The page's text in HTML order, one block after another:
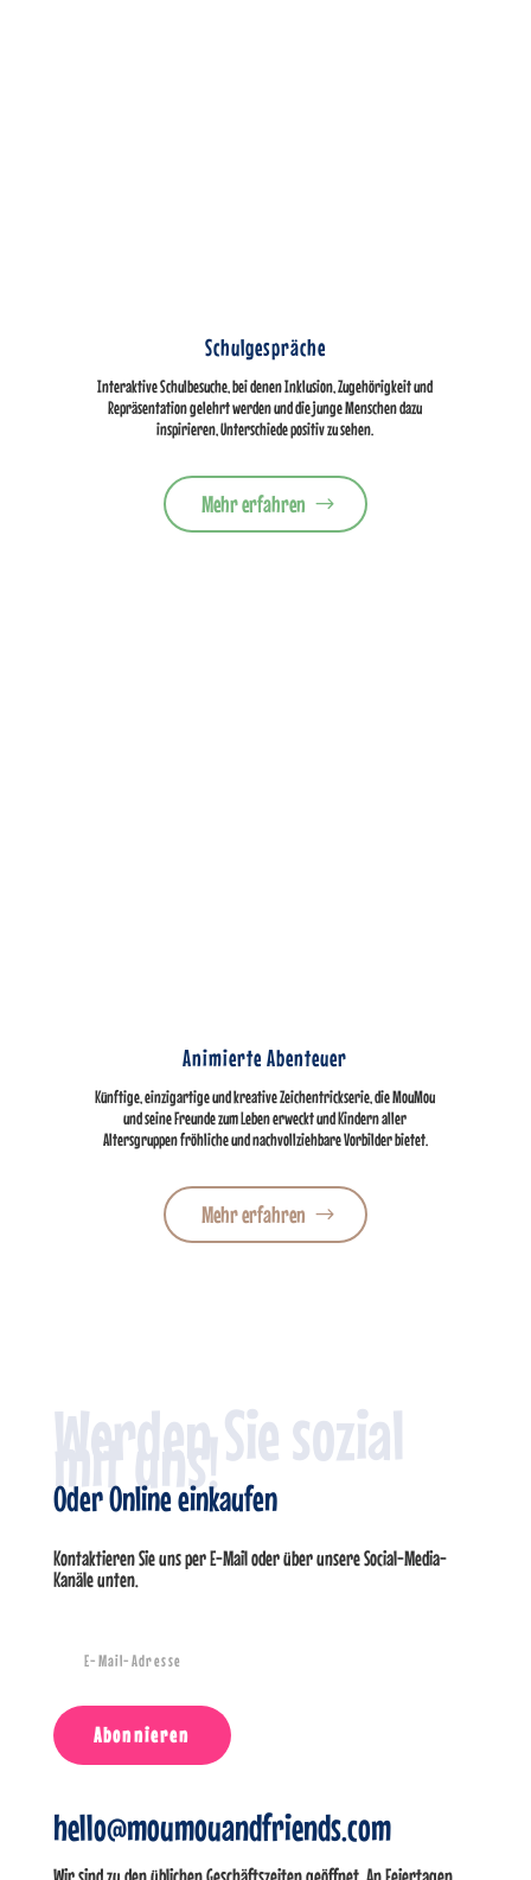
Schulgespräche
Interaktive Schulbesuche, bei denen Inklusion, Zugehörigkeit und
Repräsentation gelehrt werden und die junge Menschen dazu
inspirieren, Unterschiede positiv zu sehen.
Mehr erfahren
Animierte Abenteuer
Künftige, einzigartige und kreative Zeichentrickserie, die MouMou
und seine Freunde zum Leben erweckt und Kindern aller
Altersgruppen fröhliche und nachvollziehbare Vorbilder bietet.
Mehr erfahren
Werden Sie sozial
mit uns!
Oder Online einkaufen
Kontaktieren Sie uns per E-Mail oder über unsere Social-Media-
Kanäle unten.
Abonnieren
hello@moumouandfriends.com